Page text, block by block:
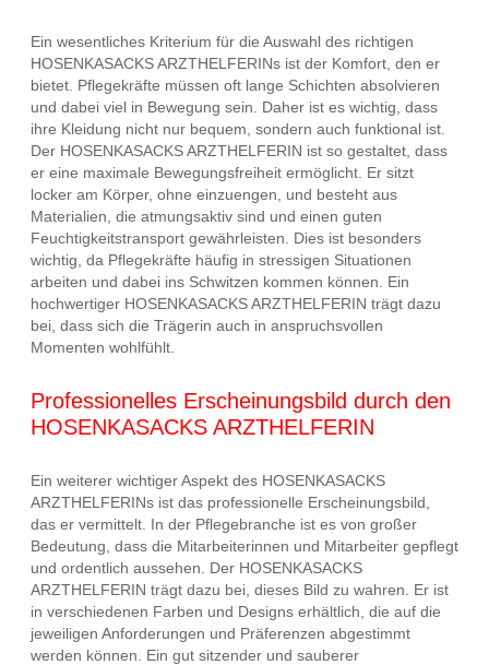
Ein wesentliches Kriterium für die Auswahl des richtigen
HOSENKASACKS ARZTHELFERINs ist der Komfort, den er
bietet. Pflegekräfte müssen oft lange Schichten absolvieren
und dabei viel in Bewegung sein. Daher ist es wichtig, dass
ihre Kleidung nicht nur bequem, sondern auch funktional ist.
Der HOSENKASACKS ARZTHELFERIN ist so gestaltet, dass
er eine maximale Bewegungsfreiheit ermöglicht. Er sitzt
locker am Körper, ohne einzuengen, und besteht aus
Materialien, die atmungsaktiv sind und einen guten
Feuchtigkeitstransport gewährleisten. Dies ist besonders
wichtig, da Pflegekräfte häufig in stressigen Situationen
arbeiten und dabei ins Schwitzen kommen können. Ein
hochwertiger HOSENKASACKS ARZTHELFERIN trägt dazu
bei, dass sich die Trägerin auch in anspruchsvollen
Momenten wohlfühlt.
Professionelles Erscheinungsbild durch den
HOSENKASACKS ARZTHELFERIN
Ein weiterer wichtiger Aspekt des HOSENKASACKS
ARZTHELFERINs ist das professionelle Erscheinungsbild,
das er vermittelt. In der Pflegebranche ist es von großer
Bedeutung, dass die Mitarbeiterinnen und Mitarbeiter gepflegt
und ordentlich aussehen. Der HOSENKASACKS
ARZTHELFERIN trägt dazu bei, dieses Bild zu wahren. Er ist
in verschiedenen Farben und Designs erhältlich, die auf die
jeweiligen Anforderungen und Präferenzen abgestimmt
werden können. Ein gut sitzender und sauberer